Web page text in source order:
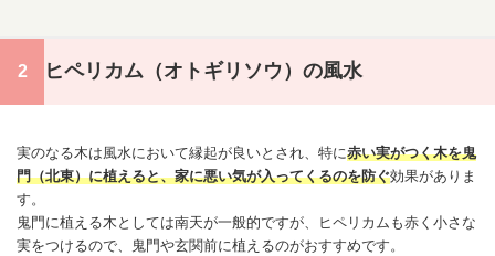
ヒペリカム（オトギリソウ）の風水
実のなる木は風水において縁起が良いとされ、特に赤い実がつく木を鬼
門（北東）に植えると、家に悪い気が入ってくるのを防ぐ効果がありま
す。
鬼門 に植える木としては南天が一般的ですが、ヒペリカムも赤く小さな
実をつけるので、
鬼門や玄関前に植えるのがおすすめです。